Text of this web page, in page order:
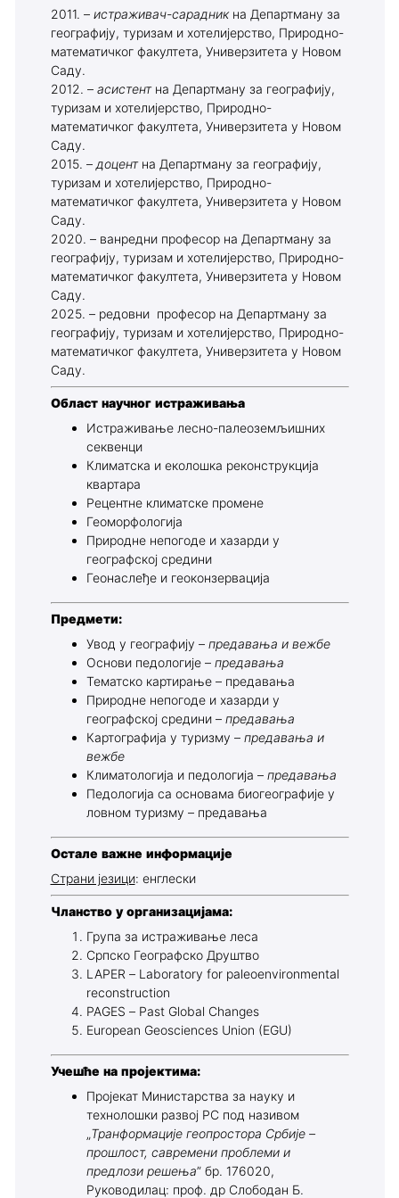
2011. – истраживач-сарадникна Департману за
географију, туризам и хотелијерство, Природно-
математичког факултета, Универзитета у Новом
Саду.
2012. – асистентна Департману за географију,
туризам и хотелијерство, Природно-
математичког факултета, Универзитета у Новом
Саду.
2015. –доцент на Департману за географију,
туризам и хотелијерство, Природно-
математичког факултета, Универзитета у Новом
Саду.
2020. – ванредни професор на Департману за
географију, туризам и хотелијерство, Природно-
математичког факултета, Универзитета у Новом
Саду.
2025. – редовни професор на Департману за
географију, туризам и хотелијерство, Природно-
математичког факултета, Универзитета у Новом
Саду.
Област научног истраживања
Истраживање лесно-палеоземљишних
секвенци
Климатска и еколошка реконструкција
квартара
Рецентне климатске промене
Геоморфологија
Природне непогоде и хазарди у
географској средини
Геонаслеђе и геоконзервација
Предмети:
Увод у географију – предавања и вежбе
Основи педологије – предавања
Тематско картирање – предавања
Природне непогоде и хазарди у
географској средини – предавања
Картографија у туризму – предавања и
вежбе
Климатологија и педологија – предавања
Педологија са основама биогеографије у
ловном туризму – предавања
Остале важне информације
Страни језици: енглески
Чланство у организацијама:
Група за истраживање леса
Српско Географско Друштво
LAPER – Laboratory for paleoenvironmental
reconstruction
PAGES – Past Global Changes
European Geosciences Union (EGU)
Учешће на пројектима:
Пројекат Министарства за науку и
технолошки развој РС под називом
„Транформације геопростора Србије –
прошлост, савремени проблеми и
предлози решења” бр. 176020,
Руководилац: проф. др Слободан Б.